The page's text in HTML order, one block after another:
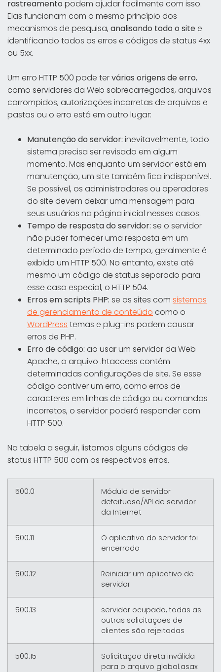
rastreamento podem ajudar facilmente com isso.
Elas funcionam com o mesmo princípio dos
mecanismos de pesquisa, analisando todo o sitee
identificando todos os erros e códigos de status 4xx
ou 5xx.
Um erro HTTP 500 pode tervárias origens de erro,
como servidores da Web sobrecarregados, arquivos
corrompidos, autorizações incorretas de arquivos e
pastas ou o erro está em outro lugar:
Manutenção do servidor: inevitavelmente, todo
sistema precisa ser revisado em algum
momento. Mas enquanto um servidor está em
manutenção, um site também fica indisponível.
Se possível, os administradores ou operadores
do site devem deixar uma mensagem para
seus usuários na página inicial nesses casos.
Tempo de resposta do servidor: se o servidor
não puder fornecer uma resposta em um
determinado período de tempo, geralmente é
exibido um HTTP 500. No entanto, existe até
mesmo um código de status separado para
esse caso especial, o HTTP 504.
Erros em scripts PHP: se os sites com sistemas
de gerenciamento de conteúdo como o
WordPress temas e plug-ins podem causar
erros de PHP.
Erro de código: ao usar um servidor da Web
Apache, o arquivo .htaccess contém
determinadas configurações de site. Se esse
código contiver um erro, como erros de
caracteres em linhas de código ou comandos
incorretos, o servidor poderá responder com
HTTP 500.
Na tabela a seguir, listamos alguns códigos de
status HTTP 500 com os respectivos erros.
500.0
Módulo de servidor
defeituoso/API de servidor
da Internet
500.11
O aplicativo do servidor foi
encerrado
500.12
Reiniciar um aplicativo de
servidor
500.13
servidor ocupado, todas as
outras solicitações de
clientes são rejeitadas
500.15
Solicitação direta inválida
para o arquivo global.asax